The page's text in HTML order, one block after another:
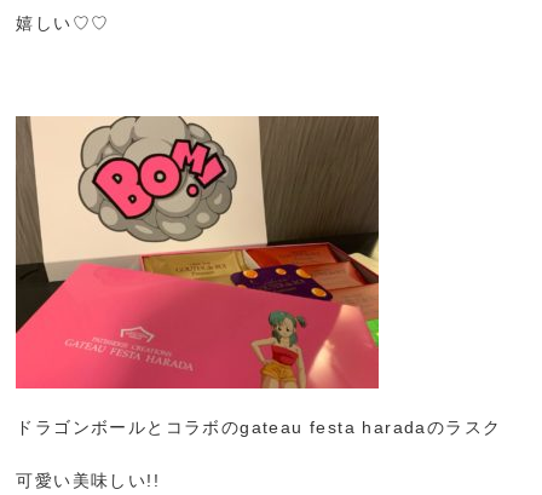
嬉しい♡♡
ドラゴンボールとコラボのgateau festa haradaのラスク
可愛い美味しい!!